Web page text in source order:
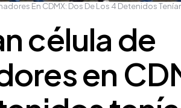
célula de
en
En CDMX: Dos De Los 4 Detenidos